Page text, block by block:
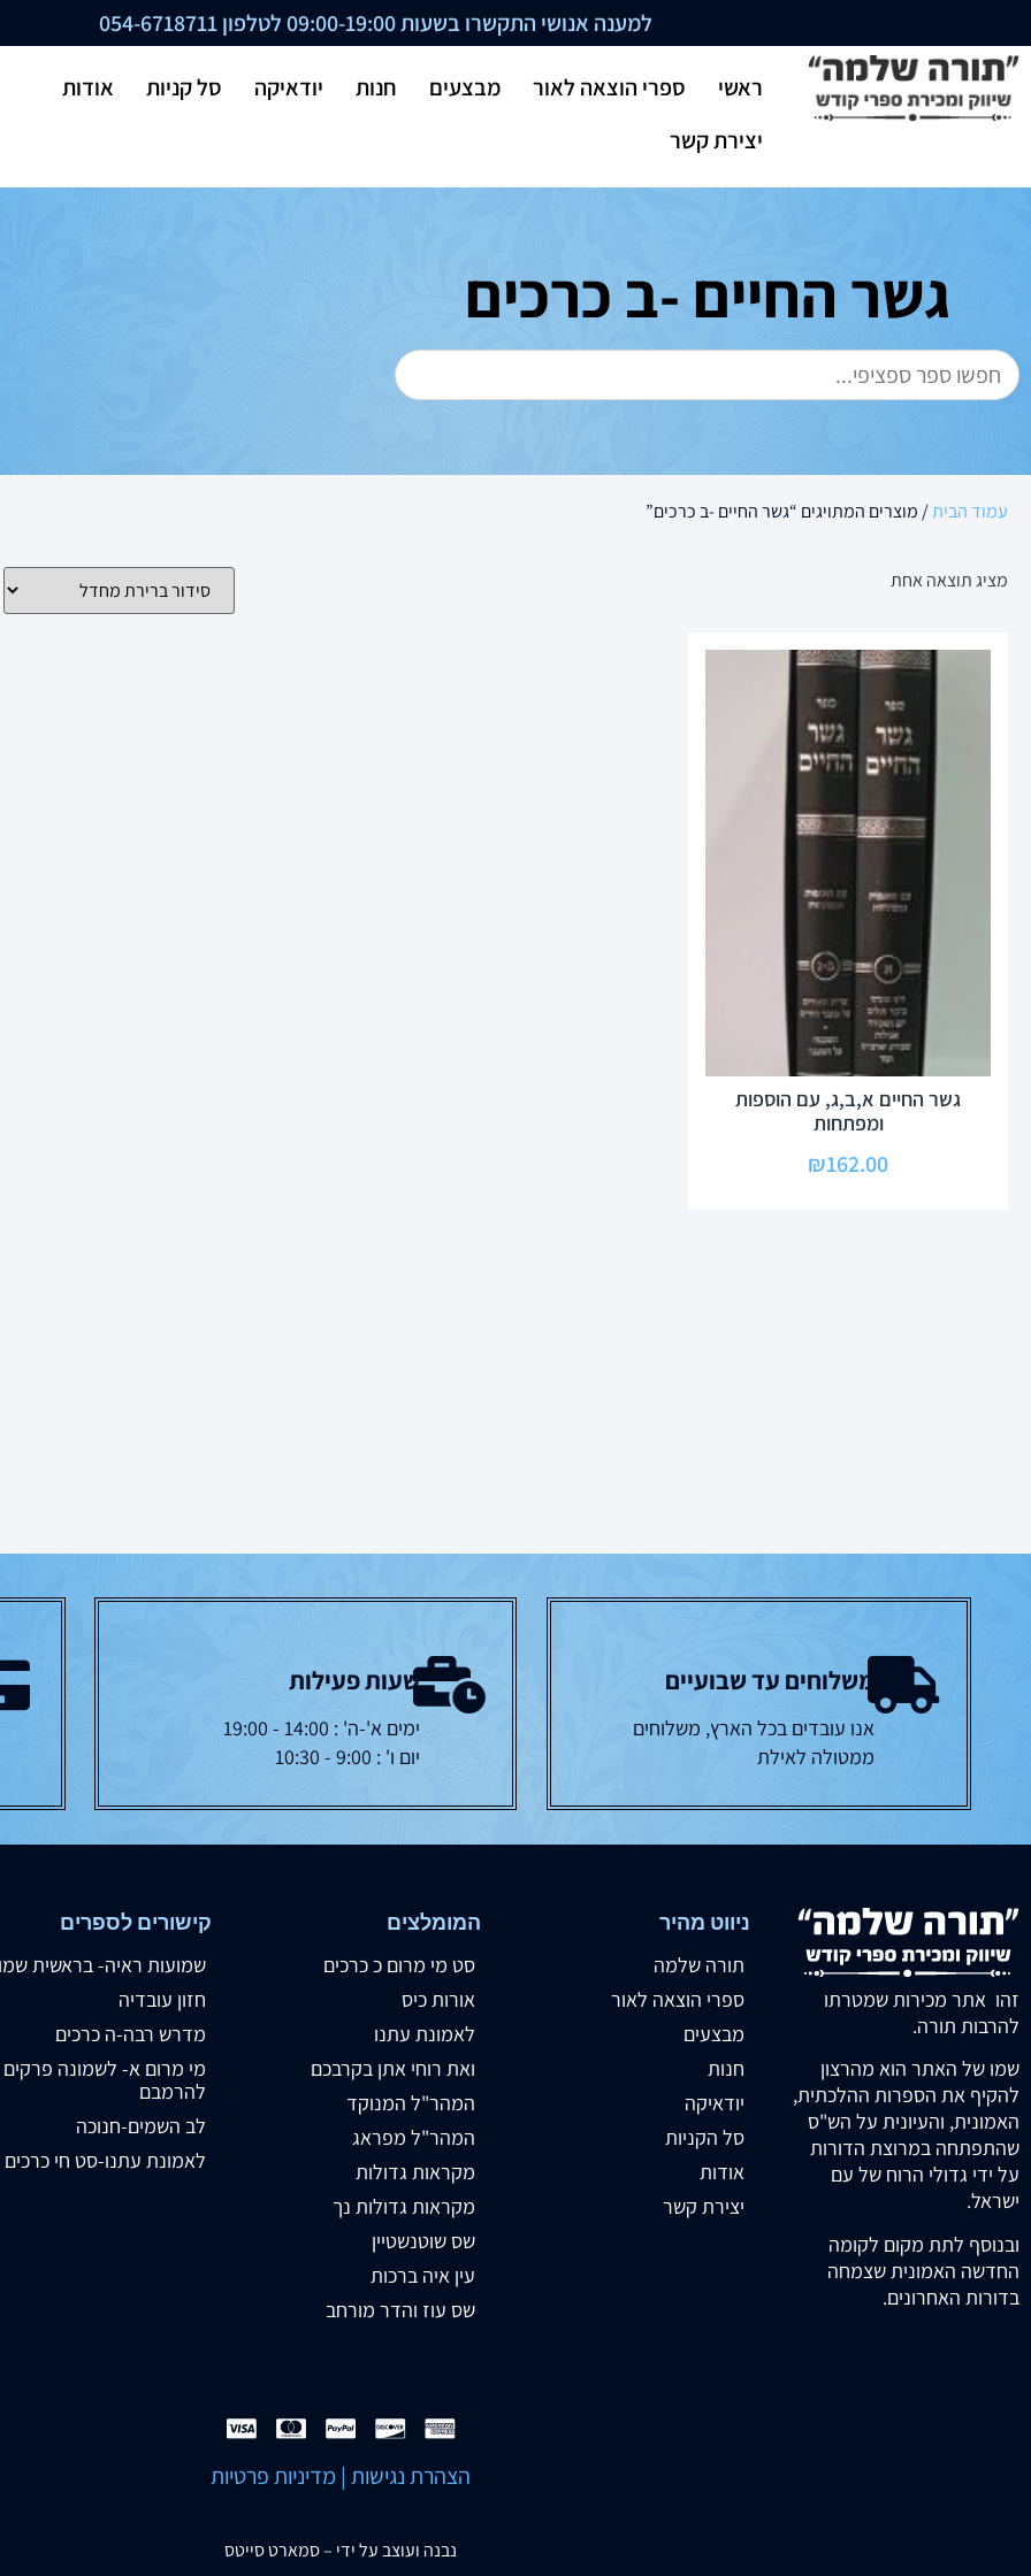
למענה אנושי התקשרו בשעות 09:00-19:00 לטלפון 054-6718711
ראשי ספרי הוצאה לאור מבצעים חנות יודאיקה סל קניות
אודות
יצירת קשר
גשר החיים -ב כרכים
עמוד הבית/ מוצרים המתויגים “גשר החיים -ב כרכים”
מציג תוצאה אחת
גשר החיים א,ב,ג, עם הוספות
ומפתחות
₪162.00
משלוחים עד שבועיים
אנו עובדים בכל הארץ, משלוחים
ממטולה לאילת
שעות פעילות
ימים א'-ה' : 14:00 - 19:00
יום ו' : 9:00 - 10:30
זהו אתר מכירות שמטרתו
להרבות תורה.
שמו של האתר הוא מהרצון
להקיף את הספרות ההלכתית,
האמונית, והעיונית על הש"ס
שהתפתחה במרוצת הדורות
על ידי גדולי הרוח של עם
ישראל.
ובנוסף לתת מקום לקומה
החדשה האמונית שצמחה
בדורות האחרונים.
ניווט מהיר
תורה שלמה
ספרי הוצאה לאור
מבצעים
חנות
יודאיקה
סל הקניות
אודות
יצירת קשר
המומלצים
סט מי מרום כ כרכים
אורות כיס
לאמונת עתנו
ואת רוחי אתן בקרבכם
המהר"ל המנוקד
המהר"ל מפראג
מקראות גדולות
מקראות גדולות נך
שס שוטנשטיין
עין איה ברכות
שס עוז והדר מורחב
קישורים לספרים
שמועות ראיה- בראשית
חזון עובדיה
מדרש רבה-ה כרכים
מי מרום א- לשמונה פרקים
להרמבם
לב השמים-חנוכה
לאמונת עתנו-סט חי כרכים
הצהרת נגישות | מדיניות פרטיות
נבנה ועוצב על ידי –סמארט סייטס